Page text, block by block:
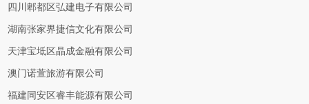
四川郫都区弘建电子有限公司
湖南张家界捷信文化有限公司
天津宝坻区晶成金融有限公司
澳门诺萱旅游有限公司
福建同安区睿丰能源有限公司